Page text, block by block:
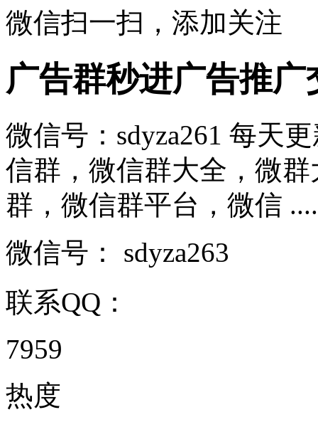
微信扫一扫，添加关注
广告群秒进广告推
微信号：sdyza261 每天
信群，微信群大全，微
群，微信群平台，微信
微信号： sdyza263
联系QQ：
7959
热度